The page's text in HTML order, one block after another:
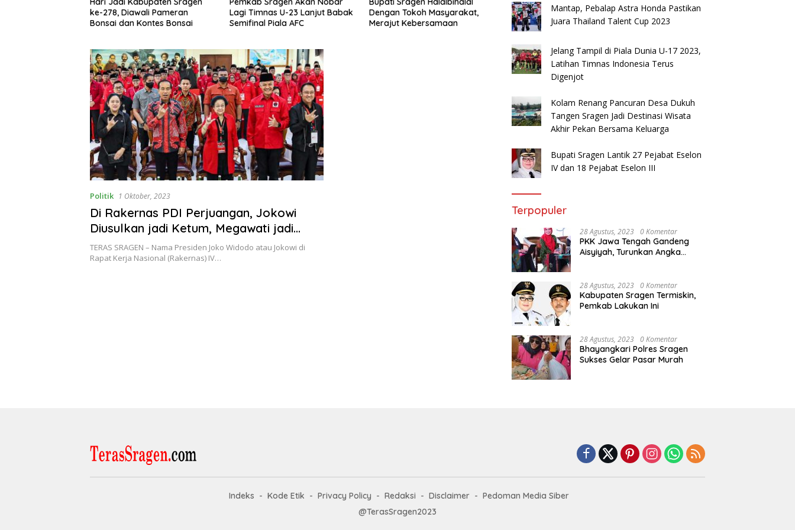
ke-278, Diawali Pameran
Bonsai dan Kontes Bonsai
Lagi Timnas U-23 Lanjut Babak
Semifinal Piala AFC
Dengan Tokoh Masyarakat,
Merajut Kebersamaan
Kabupaten Sragen Ikuti
Bimbingan Manasik
Masuk Tiga Besar Penilaian
PPD 2024
Politik 1 Oktober, 2023
Di Rakernas PDI Perjuangan, Jokowi
Diusulkan jadi Ketum, Megawati jadi
Dewan Pembina
TERAS SRAGEN – Nama Presiden Joko Widodo atau Jokowi di
Rapat Kerja Nasional (Rakernas) IV…
Mantap, Pebalap Astra Honda Pastikan
Juara Thailand Talent Cup 2023
Jelang Tampil di Piala Dunia U-17 2023,
Latihan Timnas Indonesia Terus
Digenjot
Kolam Renang Pancuran Desa Dukuh
Tangen Sragen Jadi Destinasi Wisata
Akhir Pekan Bersama Keluarga
Bupati Sragen Lantik 27 Pejabat Eselon
IV dan 18 Pejabat Eselon III
Terpopuler
28 Agustus, 2023 0 Komentar
PKK Jawa Tengah Gandeng
Aisyiyah, Turunkan Angka
28 Agustus, 2023 0 Komentar
Kabupaten Sragen Termiskin,
Pemkab Lakukan Ini
28 Agustus, 2023 0 Komentar
Bhayangkari Polres Sragen
Sukses Gelar Pasar Murah
Indeks Kode Etik Privacy Policy Redaksi Disclaimer
Pedoman Media Siber
@TerasSragen2023